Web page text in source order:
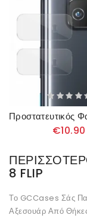
€10.90
8 FLIP
Το GCCases Σάς
Αξεσουάρ Από